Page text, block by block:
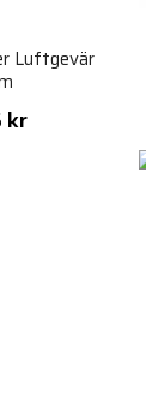
Luftgevär
kr